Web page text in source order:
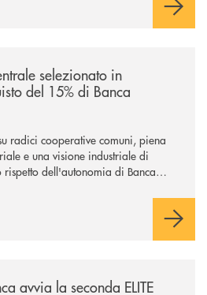
selezionato in
del 15% di Banca
radici cooperative comuni, piena
e una visione industriale di
dell'autonomia di Banca
la finalizzazione dell’operazione.
avvia la seconda ELITE